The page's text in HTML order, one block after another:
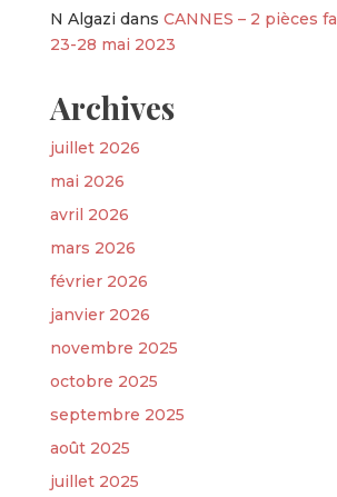
N Algazi dans CANNES – 2 pièces
23-28 mai 2023
Archives
juillet 2026
mai 2026
avril 2026
mars 2026
février 2026
janvier 2026
novembre 2025
octobre 2025
septembre 2025
août 2025
juillet 2025